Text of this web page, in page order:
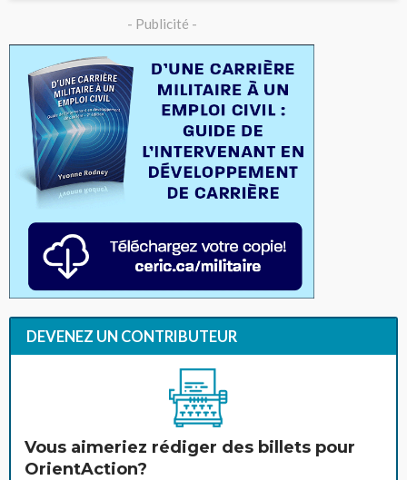
- Publicité -
DEVENEZ UN CONTRIBUTEUR
Vous aimeriez rédiger des billets pour
OrientAction?